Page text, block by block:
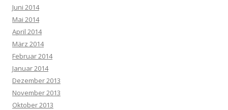
Juni 2014
Mai 2014
April 2014
März 2014
Februar 2014
Januar 2014
Dezember 2013
November 2013
Oktober 2013